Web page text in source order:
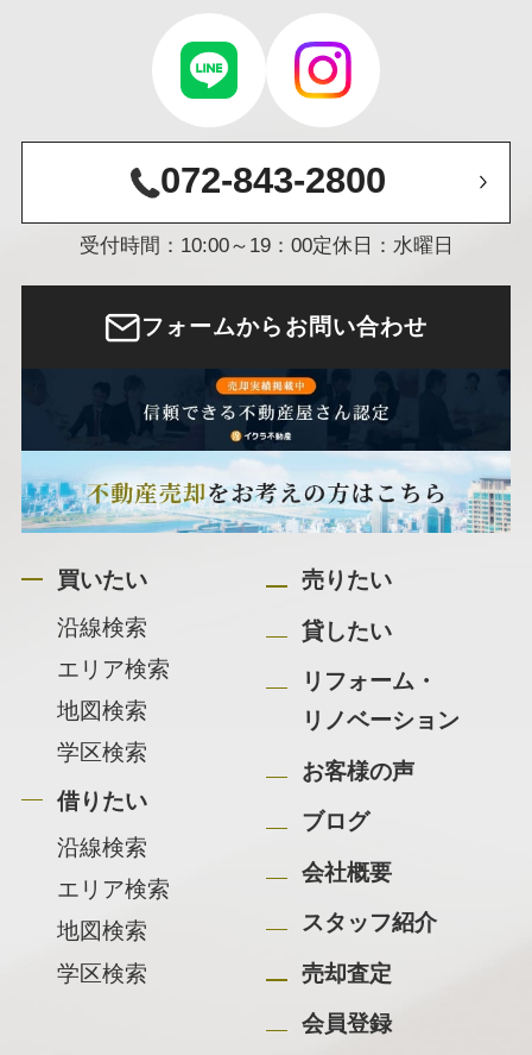
072-843-2800
受付時間：10:00～19：00定休日：水曜日
フォームからお問い合わせ
買いたい
沿線検索
エリア検索
地図検索
学区検索
借りたい
沿線検索
エリア検索
地図検索
学区検索
売りたい
貸したい
リフォーム・
リノベーション
お客様の声
ブログ
会社概要
スタッフ紹介
売却査定
会員登録